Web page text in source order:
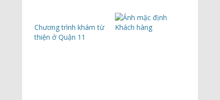
Chương trình khám từ
thiện ở Quận 11
Khách hàng